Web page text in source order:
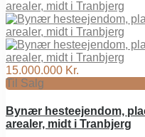
15.000.000 Kr.
Til Salg
Bynær hesteejendom,
arealer, midt i Tranbjerg